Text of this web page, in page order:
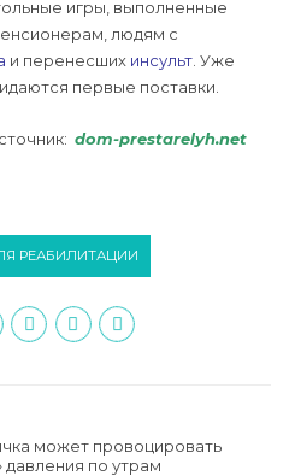
игры, выполненные
людям с
и перенесших инсульт . Уже
первые поставки.
dom-prestarelyh.net
РЕАБИЛИТАЦИИ
может провоцировать
по утрам